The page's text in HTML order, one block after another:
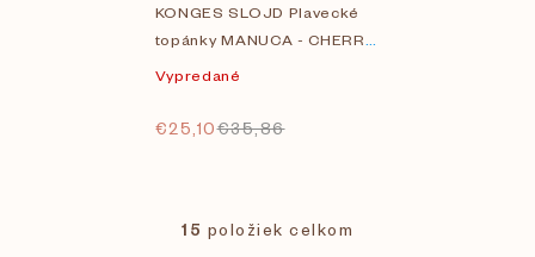
KONGES SLOJD Plavecké
topánky MANUCA - CHERRY
Vypredané
€25,10€35,86
O
15 položiek celkom